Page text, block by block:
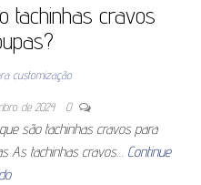
tachinhas cravos
customização
de 2024 0
são tachinhas cravos para
As tachinhas cravos… Continue